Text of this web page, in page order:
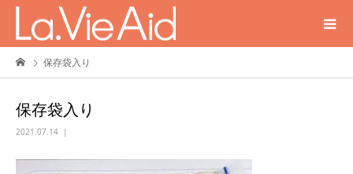
保存袋入り
保存袋入り
2021.07.14